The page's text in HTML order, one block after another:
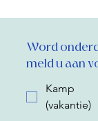
Word
meld u aan
Kamp
(vakantie)